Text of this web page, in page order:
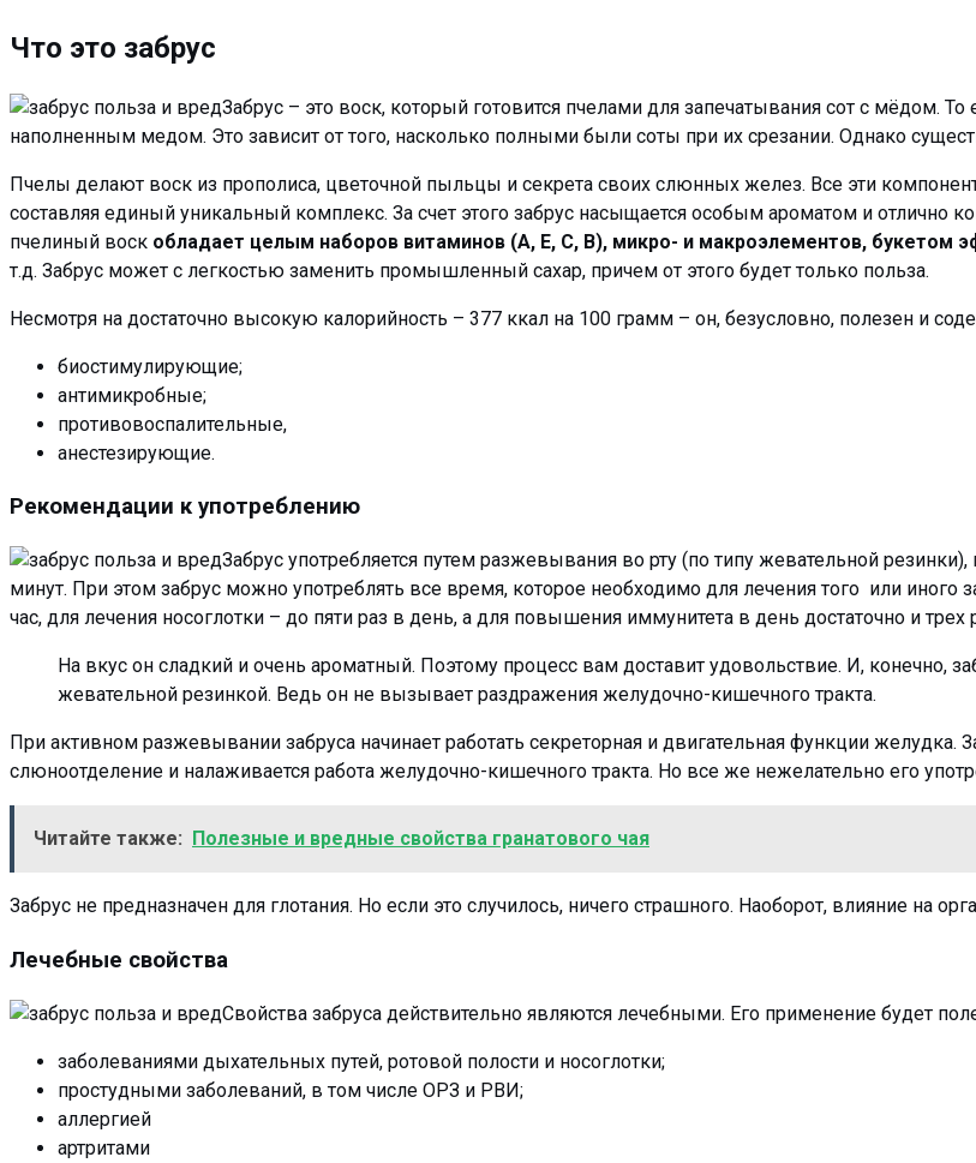
Что это забрус
Забрус – это воск, который готовится пчелами для запечатывания сот с мёдом.
наполненным медом. Это зависит от того, насколько полными были соты при их срезании. Однако
Пчелы делают воск из прополиса, цветочной пыльцы и секрета своих слюнных желез. Все эти
составляя единый уникальный комплекс. За счет этого забрус насыщается особым ароматом и отлично
пчелиный воск обладает целым наборов витаминов (А, Е, С, В), микро- и макроэлементов, букетом
т.д. Забрус может с легкостью заменить промышленный сахар, причем от этого будет только польза.
Несмотря на достаточно высокую калорийность – 377 ккал на 100 грамм – он, безусловно, полезен и
биостимулирующие;
антимикробные;
противовоспалительные,
анестезирующие.
Рекомендации к употреблению
Забрус употребляется путем разжевывания во рту (по типу жевательной
минут. При этом забрус можно употреблять все время, которое необходимо для лечения того или
час, для лечения носоглотки – до пяти раз в день, а для повышения иммунитета в день достаточно и
На вкус он сладкий и очень ароматный. Поэтому процесс вам доставит удовольствие. И, конечно,
жевательной резинкой. Ведь он не вызывает раздражения желудочно-кишечного тракта.
При активном разжевывании забруса начинает работать секреторная и двигательная функции
слюноотделение и налаживается работа желудочно-кишечного тракта. Но все же нежелательно его
Читайте также: Полезные и вредные свойства гранатового чая
Забрус не предназначен для глотания. Но если это случилось, ничего страшного. Наоборот, влияние на
Лечебные свойства
Свойства забруса действительно являются лечебными. Его применение будет
заболеваниями дыхательных путей, ротовой полости и носоглотки;
простудными заболеваний, в том числе ОРЗ и РВИ;
аллергией
артритами